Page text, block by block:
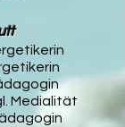
Medialität